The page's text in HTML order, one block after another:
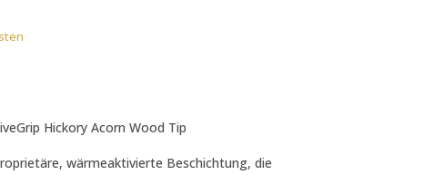
Hickory Acorn Wood Tip
wärmeaktivierte Beschichtung, die